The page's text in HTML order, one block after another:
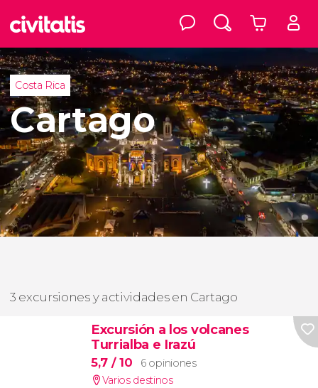
Costa Rica
Cartago
3 excursiones y actividades en Cartago
Excursión a los volcanes
Turrialba e Irazú
5,7 / 10
6 opiniones
Varios destinos